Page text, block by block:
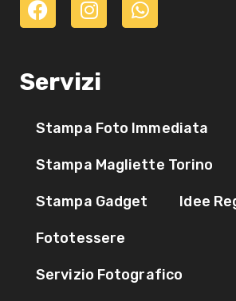
Servizi
Stampa Foto Immediata
Stampa Magliette Torino
Stampa Gadget Idee
Fototessere
Servizio Fotografico